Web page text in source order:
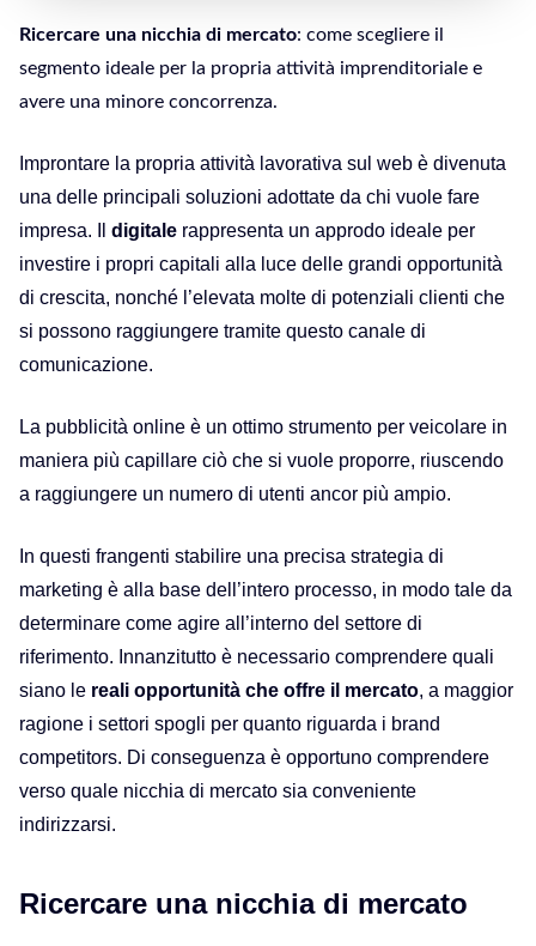
Ricercare una nicchia di mercato: come scegliere il
segmento ideale per la propria attività imprenditoriale e
avere una minore concorrenza.
Improntare la propria attività lavorativa sul web è divenuta
una delle principali soluzioni adottate da chi vuole fare
impresa. Il
digitale rappresenta un approdo ideale per
investire i propri capitali alla luce delle grandi opportunità
di crescita, nonché l’elevata molte di potenziali clienti che
si possono raggiungere tramite questo canale di
comunicazione.
La pubblicità online è un ottimo strumento per veicolare in
maniera più capillare ciò che si vuole proporre, riuscendo
a raggiungere un numero di utenti ancor più ampio.
In questi frangenti stabilire una precisa strategia di
marketing è alla base dell’intero processo, in modo tale da
determinare come agire all’interno del settore di
riferimento. Innanzitutto è necessario comprendere quali
siano le reali opportunità che offre il mercato, a maggior
ragione i settori spogli per quanto riguarda i brand
competitors. Di conseguenza è opportuno comprendere
verso quale nicchia di mercato sia conveniente
indirizzarsi.
Ricercare una nicchia di mercato